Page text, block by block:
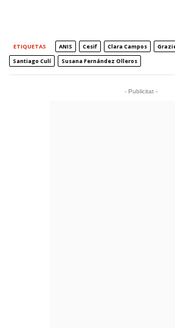
ETIQUETAS ANIS Cesif Clara Campos
Santiago Culí
Susana Fernández Olleros
- Publicitat -